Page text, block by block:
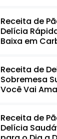
Receita de
Delícia
Baixa em
Receita de
Sobremesa
Você Vai
Receita de
Delícia